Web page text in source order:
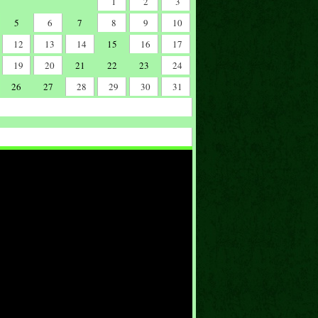
5 6 7 8 9
10
12 13 14 15 16
17
19 20 21 22 23
24
26 27 28 29 30
31